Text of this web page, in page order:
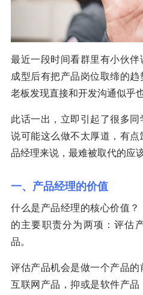
最近一段时间看群里有小伙
成型后有把产品岗位取缔的趋
老板发现直接和开发沟通似乎
此话一出，立即引起了很多
说可能这么做不太厚道，有
品经理来说，最难被取代的应
一、产品经理的价值
什么是产品经理的核心价值
的主要职责分为两项：评估
品。
评估产品机会是做一个产品
互联网产品，抑或是软件产